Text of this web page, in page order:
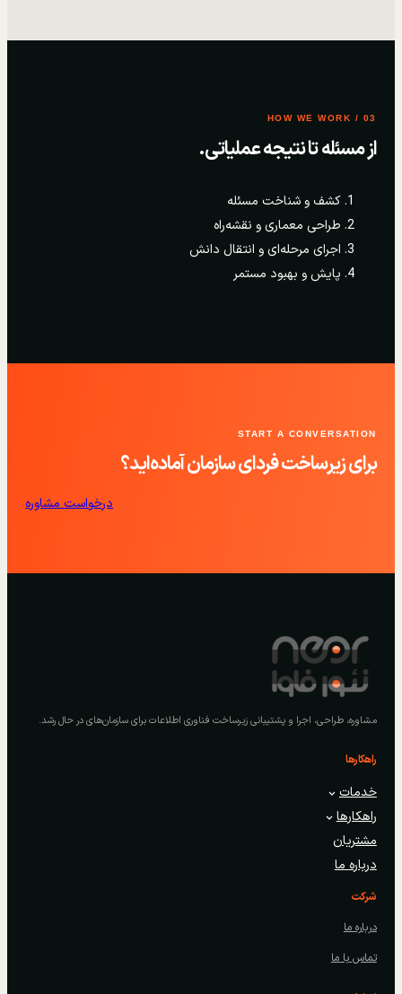
03 / HOW WE WORK
از مسئله تا نتیجه عملیاتی.
کشف و شناخت مسئله
طراحی معماری و نقشه‌راه
اجرای مرحله‌ای و انتقال دانش
پایش و بهبود مستمر
START A CONVERSATION
برای زیرساخت فردای سازمان آماده‌اید؟
درخواست مشاوره
مشاوره، طراحی، اجرا و پشتیبانی زیرساخت فناوری اطلاعات برای سازمان‌های در حال رشد.
راهکارها
خدمات
راهکارها
مشتریان
درباره ما
شرکت
درباره ما
تماس با ما